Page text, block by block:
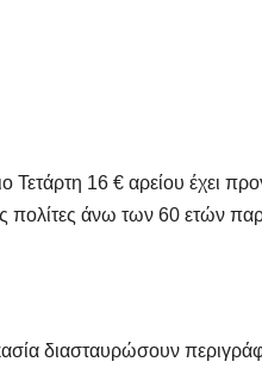
Τετάρτη 16 € αρείου έχει
πολίτες άνω των 60 ετών
διασταυρώσουν